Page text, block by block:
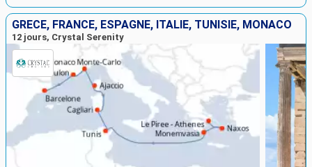
GRÈCE, FRANCE, ESPAGNE, ITALIE, TUNISIE, MONACO
12 jours, Crystal Serenity